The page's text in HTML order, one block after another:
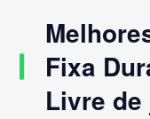
Fixa
Livre de